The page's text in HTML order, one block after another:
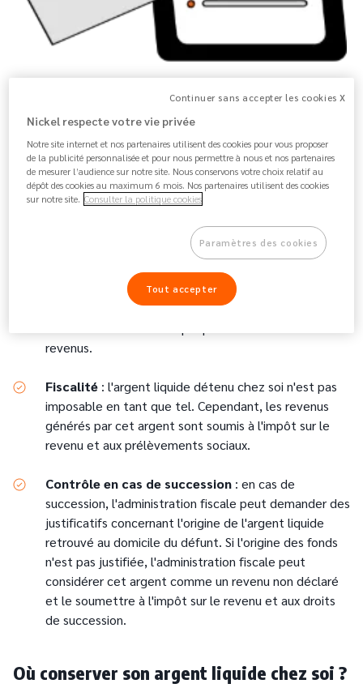
Est-ce légal de conserver de l’argent
liquide chez soi ?
Oui, il est légal de conserver de l'argent liquide chez soi,
tant que cet argent a été déclaré aux impôts et provient
de sources licites. Cependant, il est important de connaître
les réglementations en vigueur concernant les seuils de
Déclaration à partir de 10 000 €: la loi française
impose de déclarer à l'administration fiscale les
sommes en espèces (billets et pièces) supérieures à
10 000 € détenues à domicile. Cette déclaration doit
revenus.
Fiscalité : l'argent liquide détenu chez soi n'est pas
imposable en tant que tel. Cependant, les revenus
générés par cet argent sont soumis à l'impôt sur le
revenu et aux prélèvements sociaux.
Contrôle en cas de succession : en cas de
succession, l'administration fiscale peut demander des
justificatifs concernant l'origine de l'argent liquide
retrouvé au domicile du défunt. Si l'origine des fonds
n'est pas justifiée, l'administration fiscale peut
considérer cet argent comme un revenu non déclaré
et le soumettre à l'impôt sur le revenu et aux droits
de succession.
Où conserver son argent liquide chez soi ?
Continuer sans accepter les cookies X
Nickel respecte votre vie privée
Notre site internet et nos partenaires utilisent des cookies pour vous proposer
de la publicité personnalisée et pour nous permettre à nous et nos partenaires
de mesurer l’audience sur notre site. Nous conservons votre choix relatif au
dépôt des cookies au maximum 6 mois. Nos partenaires utilisent des cookies
sur notre site. Consulter la politique cookies
Paramètres des cookies
Tout accepter